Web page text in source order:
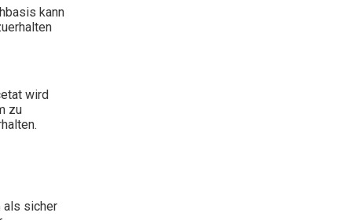
kann
wird
zu
als sicher